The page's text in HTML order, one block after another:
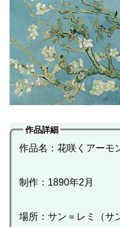
作品詳細
作品名：花咲くアーモ
制作：1890年2月
場所：サン＝レミ（サ